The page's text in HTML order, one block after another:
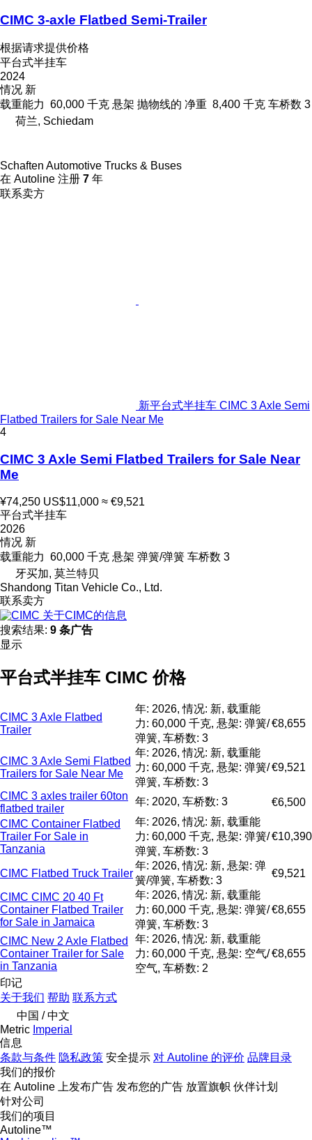
CIMC 3-axle Flatbed Semi-Trailer
根据请求提供价格
平台式半挂车
2024
情况 新
载重能力 60,000 千克 悬架 抛物线的 净重 8,400 千克 车桥数 3
荷兰, Schiedam
Schaften Automotive Trucks & Buses
在 Autoline 注册 7 年
联系卖方
新平台式半挂车 CIMC 3 Axle Semi
Flatbed Trailers for Sale Near Me
4
CIMC 3 Axle Semi Flatbed Trailers for Sale Near
Me
¥74,250 US$11,000 ≈ €9,521
平台式半挂车
2026
情况 新
载重能力 60,000 千克 悬架 弹簧/弹簧 车桥数 3
牙买加, 莫兰特贝
Shandong Titan Vehicle Co., Ltd.
联系卖方
关于CIMC的信息
搜索结果: 9 条广告
显示
平台式半挂车 CIMC 价格
CIMC 3 Axle Flatbed
Trailer
年: 2026, 情况: 新, 载重能
力: 60,000 千克, 悬架: 弹簧/
弹簧, 车桥数: 3
€8,655
CIMC 3 Axle Semi Flatbed
Trailers for Sale Near Me
年: 2026, 情况: 新, 载重能
力: 60,000 千克, 悬架: 弹簧/
弹簧, 车桥数: 3
€9,521
CIMC 3 axles trailer 60ton
flatbed trailer
年: 2020, 车桥数: 3
€6,500
CIMC Container Flatbed
Trailer For Sale in
Tanzania
年: 2026, 情况: 新, 载重能
力: 60,000 千克, 悬架: 弹簧/
弹簧, 车桥数: 3
€10,390
CIMC Flatbed Truck Trailer
年: 2026, 情况: 新, 悬架: 弹
簧/弹簧, 车桥数: 3
€9,521
CIMC CIMC 20 40 Ft
Container Flatbed Trailer
for Sale in Jamaica
年: 2026, 情况: 新, 载重能
力: 60,000 千克, 悬架: 弹簧/
弹簧, 车桥数: 3
€8,655
CIMC New 2 Axle Flatbed
Container Trailer for Sale
in Tanzania
年: 2026, 情况: 新, 载重能
力: 60,000 千克, 悬架: 空气/
空气, 车桥数: 2
€8,655
印记
关于我们 帮助 联系方式
中国 / 中文
Metric Imperial
信息
条款与条件 隐私政策 安全提示 对 Autoline 的评价 品牌目录
我们的报价
在 Autoline 上发布广告 发布您的广告 放置旗帜 伙伴计划
针对公司
我们的项目
Autoline™